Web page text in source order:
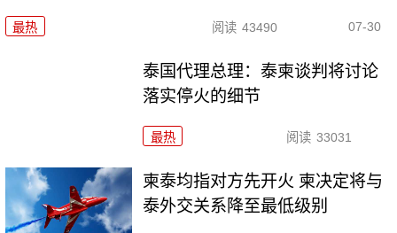
最热 阅读 43490 07-30
泰国代理总理：泰柬谈判将讨论
落实停火的细节
最热 阅读 33031
柬泰均指对方先开火 柬决定将与
泰外交关系降至最低级别